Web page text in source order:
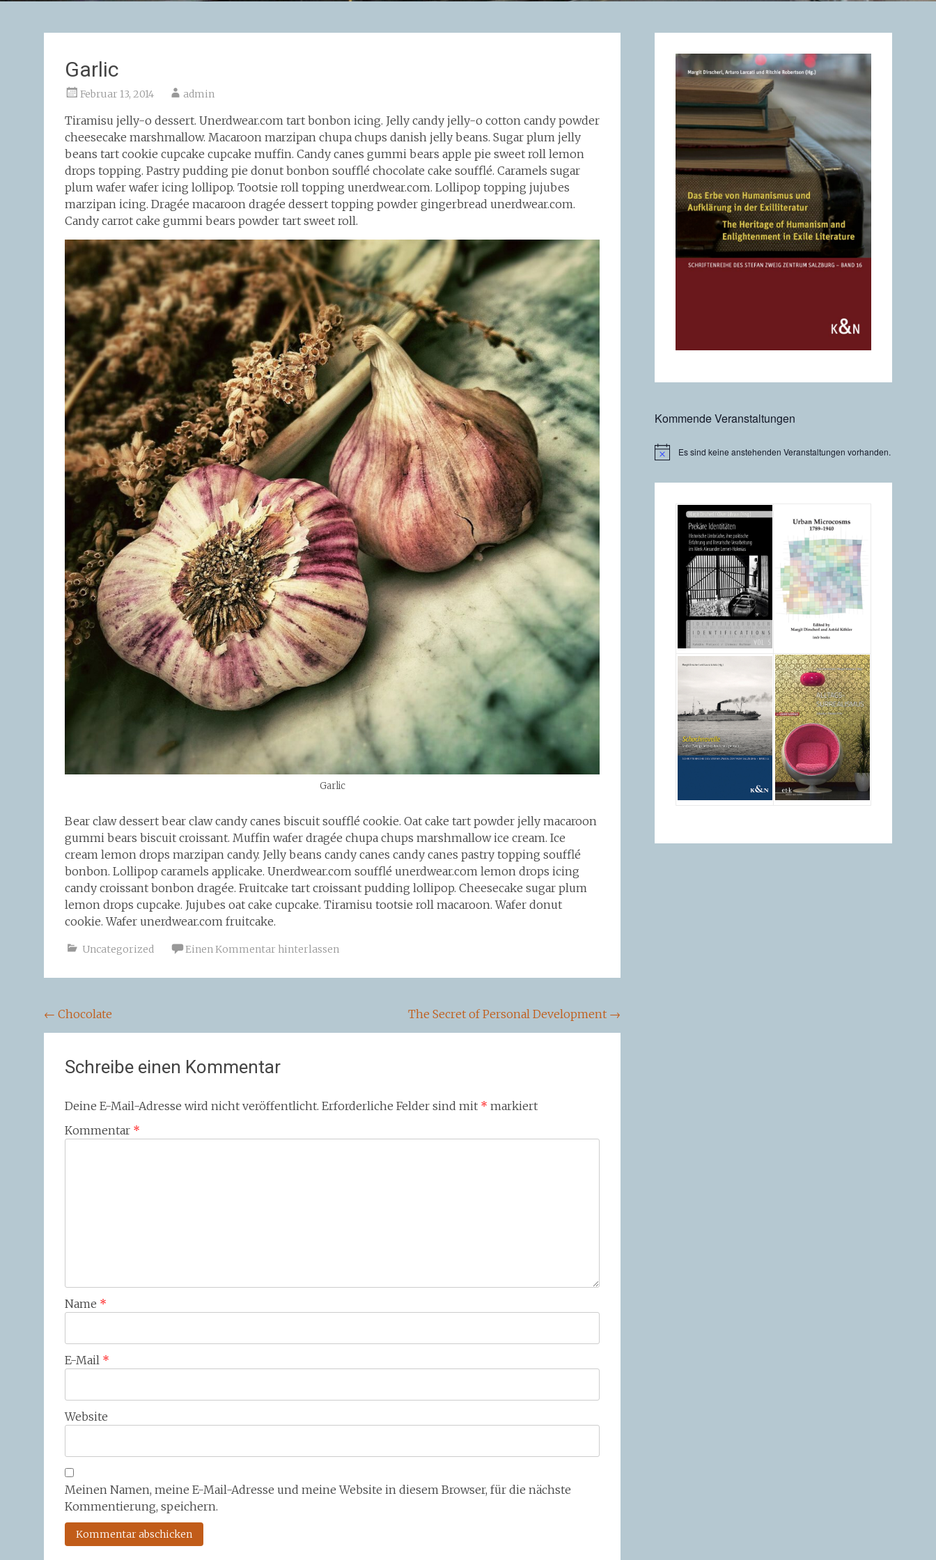
Garlic
Februar 13, 2014 admin
Tiramisu jelly-o dessert. Unerdwear.com tart bonbon icing. Jelly candy jelly-o cotton candy powder
cheesecake marshmallow. Macaroon marzipan chupa chups danish jelly beans. Sugar plum jelly
beans tart cookie cupcake cupcake muffin. Candy canes gummi bears apple pie sweet roll lemon
drops topping. Pastry pudding pie donut bonbon soufflé chocolate cake soufflé. Caramels sugar
plum wafer wafer icing lollipop. Tootsie roll topping unerdwear.com. Lollipop topping jujubes
marzipan icing. Dragée macaroon dragée dessert topping powder gingerbread unerdwear.com.
Candy carrot cake gummi bears powder tart sweet roll.
Garlic
Bear claw dessert bear claw candy canes biscuit soufflé cookie. Oat cake tart powder jelly macaroon
gummi bears biscuit croissant. Muffin wafer dragée chupa chups marshmallow ice cream. Ice
cream lemon drops marzipan candy. Jelly beans candy canes candy canes pastry topping soufflé
bonbon. Lollipop caramels applicake. Unerdwear.com soufflé unerdwear.com lemon drops icing
candy croissant bonbon dragée. Fruitcake tart croissant pudding lollipop. Cheesecake sugar plum
lemon drops cupcake. Jujubes oat cake cupcake. Tiramisu tootsie roll macaroon. Wafer donut
cookie. Wafer unerdwear.com fruitcake.
Uncategorized Einen Kommentar hinterlassen
Beitragsnavigation
← Chocolate The Secret of Personal Development →
Schreibe einen Kommentar
Deine E-Mail-Adresse wird nicht veröffentlicht. Erforderliche Felder sind mit * markiert
Kommentar *
Name *
E-Mail *
Website
Meinen Namen, meine E-Mail-Adresse und meine Website in diesem Browser, für die nächste
Kommentierung, speichern.
Kommende Veranstaltungen
Es sind keine anstehenden Veranstaltungen vorhanden.